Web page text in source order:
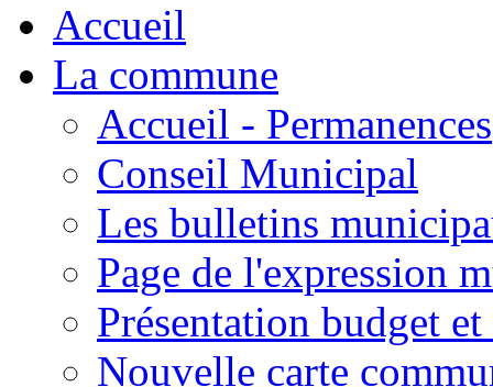
Accueil
La commune
Accueil - Permanences
Conseil Municipal
Les bulletins
Page de l'expression
Présentation budget
Nouvelle carte